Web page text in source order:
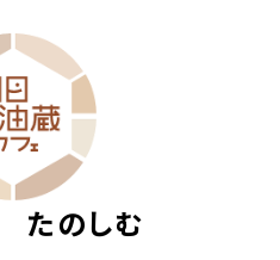
たのしむ